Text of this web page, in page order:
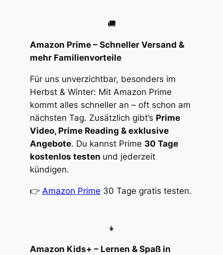
🚚
Amazon Prime – Schneller Versand &
mehr Familienvorteile
Für uns unverzichtbar, besonders im
Herbst & Winter: Mit Amazon Prime
kommt alles schneller an – oft schon am
nächsten Tag. Zusätzlich gibt’s Prime
Video, Prime Reading & exklusive
Angebote. Du kannst Prime 30 Tage
kostenlos testen und jederzeit
kündigen.
👉 Amazon Prime 30 Tage gratis testen.
👧
Amazon Kids+ – Lernen & Spaß in